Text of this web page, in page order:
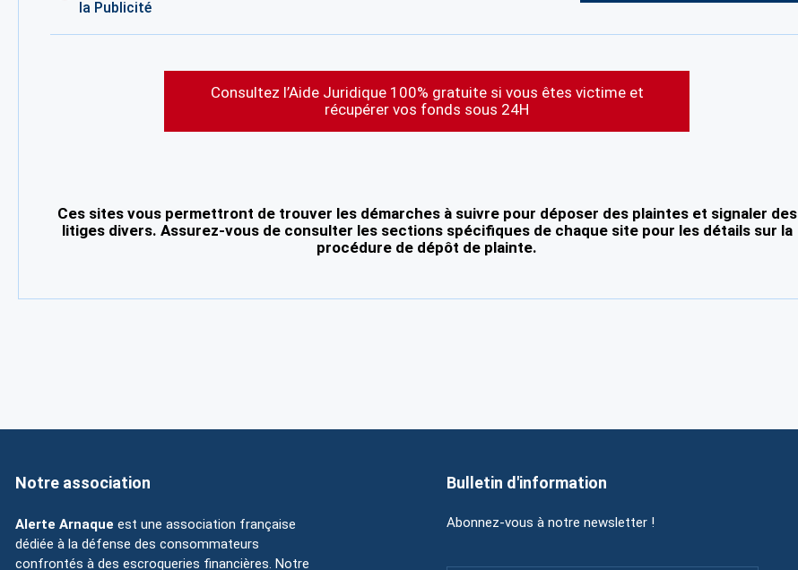
la Publicité
Consultez l’Aide Juridique 100% gratuite si vous êtes victime et
récupérer vos fonds sous 24H
Ces sites vous permettront de trouver les démarches à suivre pour déposer des plaintes et signaler des
litiges divers. Assurez-vous de consulter les sections spécifiques de chaque site pour les détails sur la
procédure de dépôt de plainte.
Notre association
Alerte Arnaque est une association française
dédiée à la défense des consommateurs
confrontés à des escroqueries financières. Notre
Bulletin d'information
Abonnez-vous à notre newsletter !